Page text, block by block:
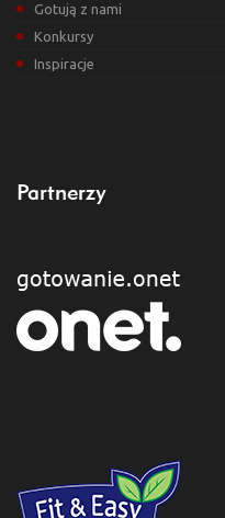
Gotują z nami
Konkursy
Inspiracje
Partnerzy